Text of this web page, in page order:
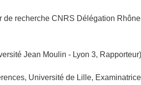
recherche CNRS Délégation
Jean Moulin - Lyon 3, Rapporteur)
Université de Lille,